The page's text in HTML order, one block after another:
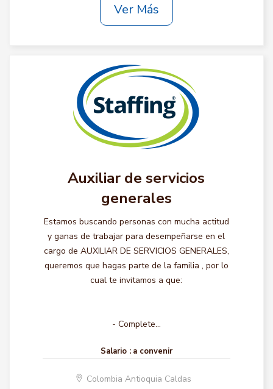
Ver Más
Auxiliar de servicios
generales
Estamos buscando personas con mucha actitud
y ganas de trabajar para desempeñarse en el
cargo de AUXILIAR DE SERVICIOS GENERALES,
queremos que hagas parte de la familia , por lo
cual te invitamos a que:
- Complete...
Salario : a convenir
Colombia Antioquia Caldas